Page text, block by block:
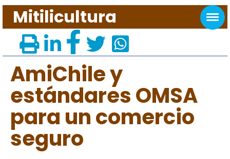
Mitilicultura
AmiChile y
estándares OMSA
para un comercio
seguro